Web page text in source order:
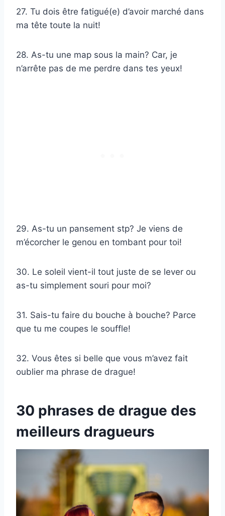
27. Tu dois être fatigué(e) d’avoir marché dans
ma tête toute la nuit!
28. As-tu une map sous la main? Car, je
n’arrête pas de me perdre dans tes yeux!
29. As-tu un pansement stp? Je viens de
m’écorcher le genou en tombant pour toi!
30. Le soleil vient-il tout juste de se lever ou
as-tu simplement souri pour moi?
31. Sais-tu faire du bouche à bouche? Parce
que tu me coupes le souffle!
32. Vous êtes si belle que vous m’avez fait
oublier ma phrase de drague!
30 phrases de drague des
meilleurs dragueurs